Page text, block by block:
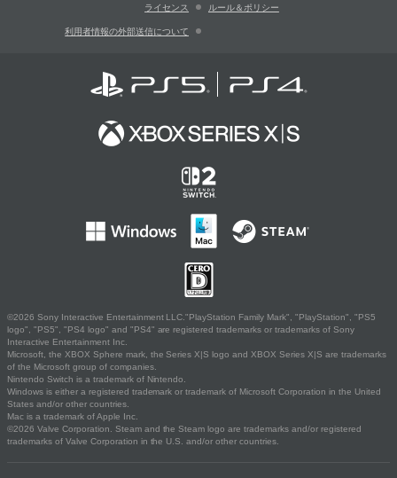
ライセンス ルール＆ポリシー
利用者情報の外部送信について
©2026 Sony Interactive Entertainment LLC."PlayStation Family Mark", "PlayStation", "PS5
logo", "PS5", "PS4 logo" and "PS4" are registered trademarks or trademarks of Sony
Interactive Entertainment Inc.
Microsoft, the XBOX Sphere mark, the Series X|S logo and XBOX Series X|S are trademarks
of the Microsoft group of companies.
Nintendo Switch is a trademark of Nintendo.
Windows is either a registered trademark or trademark of Microsoft Corporation in the United
States and/or other countries.
Mac is a trademark of Apple Inc.
©2026 Valve Corporation. Steam and the Steam logo are trademarks and/or registered
trademarks of Valve Corporation in the U.S. and/or other countries.